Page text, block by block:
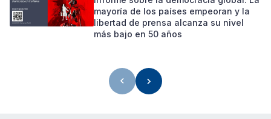
mayoría de los países empeoran y la
libertad de prensa alcanza su nivel
más bajo en 50 años